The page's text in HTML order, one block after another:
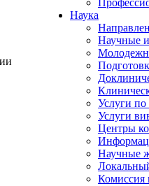
Наука
Научные
Услуги
Услуги
Центры
Научные
Комиссия